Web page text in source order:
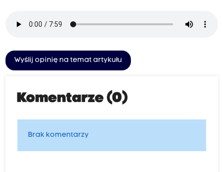
Wyślij opinię na temat artykułu
Komentarze (0)
Brak komentarzy